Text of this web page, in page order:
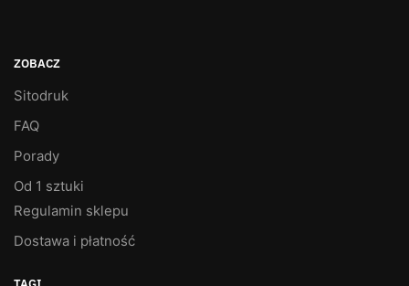
ZOBACZ
Sitodruk
FAQ
Porady
Od 1 sztuki
Regulamin sklepu
Dostawa i płatność